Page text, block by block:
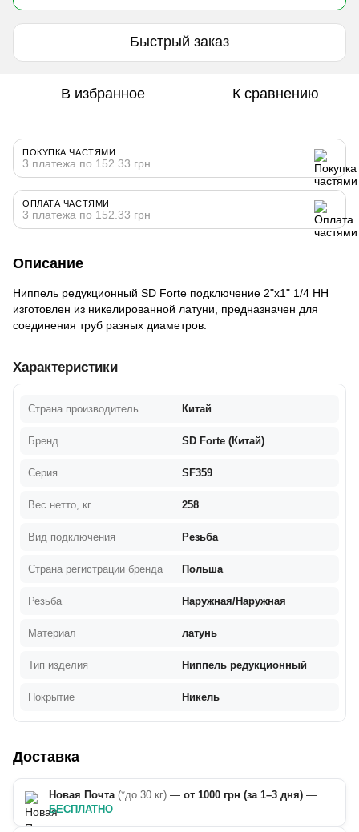
Быстрый заказ
В избранное К сравнению
ПОКУПКА ЧАСТЯМИ
3 платежа по 152.33 грн
ОПЛАТА ЧАСТЯМИ
3 платежа по 152.33 грн
Описание
Ниппель редукционный SD Forte подключение 2"х1" 1/4 НН
изготовлен из никелированной латуни, предназначен для
соединения труб разных диаметров.
Характеристики
Страна производитель Китай
Бренд SD Forte (Китай)
Серия SF359
Вес нетто, кг 258
Вид подключения Резьба
Страна регистрации бренда Польша
Резьба Наружная/Наружная
Материал латунь
Тип изделия Ниппель редукционный
Покрытие Никель
Доставка
Новая Почта (*до 30 кг) — от 1000 грн (за 1–3 дня) —
БЕСПЛАТНО